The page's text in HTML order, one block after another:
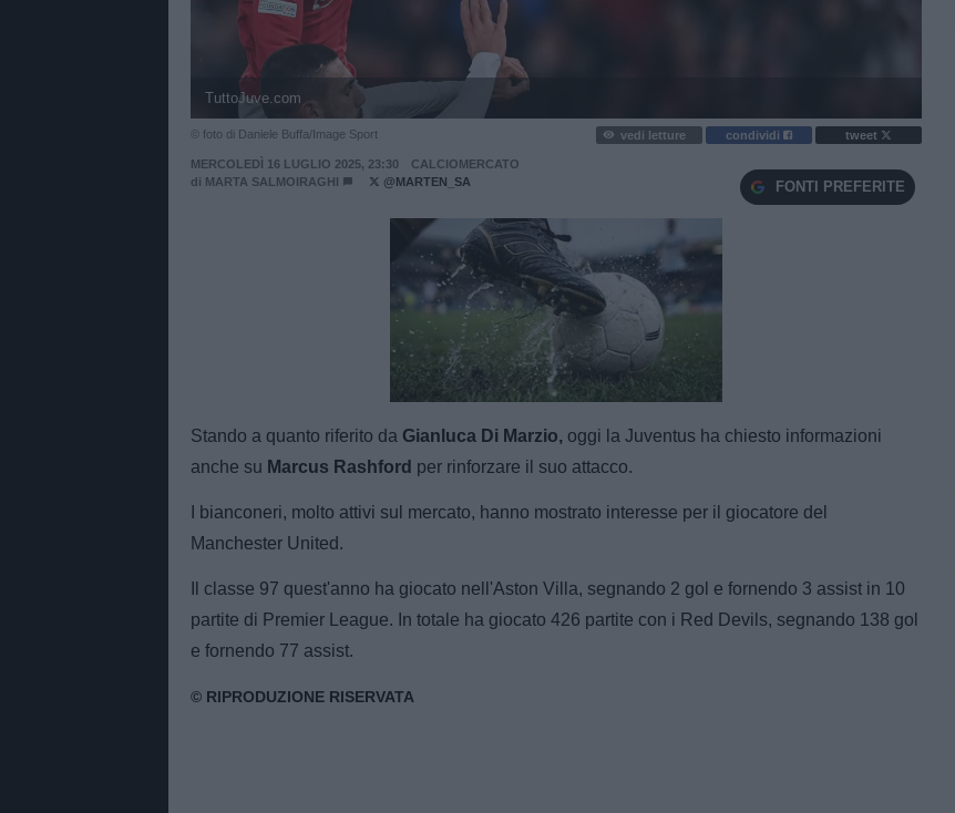
TuttoJuve.com
© foto di Daniele Buffa/Image Sport vedi letture condividi tweet
MERCOLEDÌ 16 LUGLIO 2025, 23:30
CALCIOMERCATO
di MARTA SALMOIRAGHI @MARTEN_SA FONTI PREFERITE
Unmute
Loaded
100.00%
Stando a quanto riferito da Gianluca Di Marzio, oggi la Juventus ha chiesto informazioni
anche su Marcus Rashford per rinforzare il suo attacco.
I bianconeri, molto attivi sul mercato, hanno mostrato interesse per il giocatore del
Manchester United.
Il classe 97 quest'anno ha giocato nell'Aston Villa, segnando 2 gol e fornendo 3 assist in 10
partite di Premier League. In totale ha giocato 426 partite con i Red Devils, segnando 138 gol
e fornendo 77 assist.